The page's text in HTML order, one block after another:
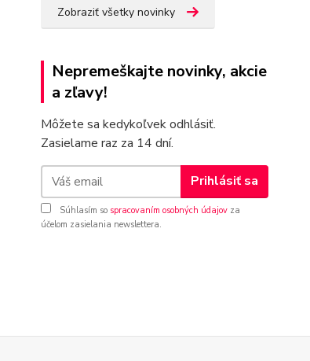
Zobraziť všetky novinky
Nepremeškajte novinky, akcie
a zľavy!
Môžete sa kedykoľvek odhlásiť.
Zasielame raz za 14 dní.
Prihlásiť sa
Súhlasím so spracovaním osobných údajov za
účelom zasielania newslettera.